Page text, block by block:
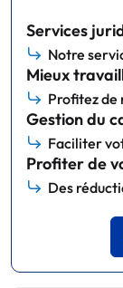
Services
Notre
Mieux
Profitez de
Gestion du
Faciliter
Profiter de
Des